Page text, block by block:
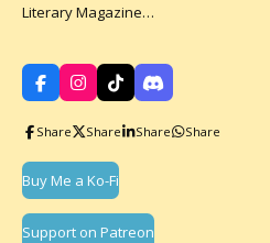
Literary Magazine…
F
a
e
o
k
I
n
s
t
r
a
T
i
T
k
D
i
c
Share Share Share Share
Buy Me a Ko-Fi
Support on Patreon